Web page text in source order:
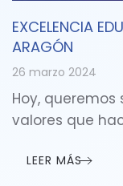
EXCELENCIA
ARAGÓN
26 marzo 2024
Hoy,
valores que
LEER MÁS